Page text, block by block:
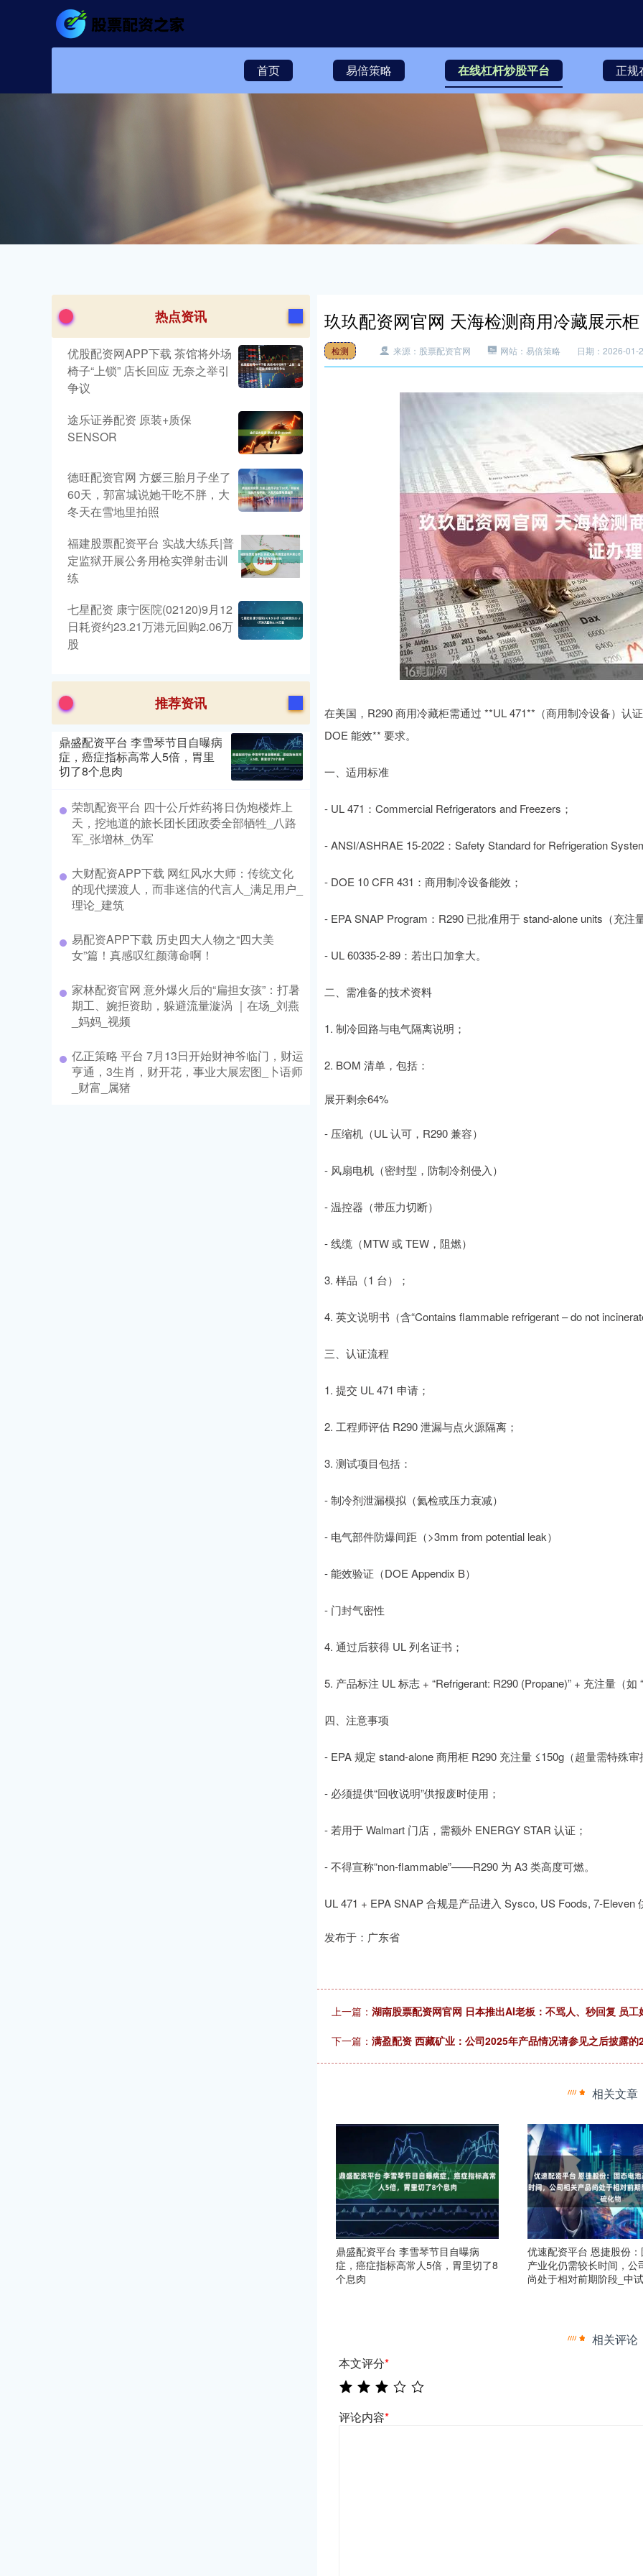
首页 易倍策略 在线杠杆炒股平台 正规
玖玖配资网官网 天海检测商用冷藏展示
检测 来源：股票配资官网 网站：易倍策略 日期：2026-01-
在美国，R290 商用冷藏柜需通过 **UL 471**（商用制冷设备）认
DOE 能效** 要求。
一、适用标准
- UL 471：Commercial Refrigerators and Freezers；
- ANSI/ASHRAE 15-2022：Safety Standard for Refrigeration
- DOE 10 CFR 431：商用制冷设备能效；
- EPA SNAP Program：R290 已批准用于 stand-alone units（充注
- UL 60335-2-89：若出口加拿大。
二、需准备的技术资料
1. 制冷回路与电气隔离说明；
2. BOM 清单，包括：
展开剩余64%
- 压缩机（UL 认可，R290 兼容）
- 风扇电机（密封型，防制冷剂侵入）
- 温控器（带压力切断）
- 线缆（MTW 或 TEW，阻燃）
3. 样品（1 台）；
4. 英文说明书（含“Contains flammable refrigerant – do not
三、认证流程
1. 提交 UL 471 申请；
2. 工程师评估 R290 泄漏与点火源隔离；
3. 测试项目包括：
- 制冷剂泄漏模拟（氦检或压力衰减）
- 电气部件防爆间距（>3mm from potential leak）
- 能效验证（DOE Appendix B）
- 门封气密性
4. 通过后获得 UL 列名证书；
5. 产品标注 UL 标志 + “Refrigerant: R290 (Propane)” + 充注量（如
四、注意事项
- EPA 规定 stand-alone 商用柜 R290 充注量 ≤150g（超量需特殊审
- 必须提供“回收说明”供报废时使用；
- 若用于 Walmart 门店，需额外 ENERGY STAR 认证；
- 不得宣称“non-flammable”——R290 为 A3 类高度可燃。
UL 471 + EPA SNAP 合规是产品进入 Sysco, US Foods, 7-Eleven
发布于：广东省
上一篇： 湖南股票配资网官网 日本推出AI老板：不骂人、秒回复 员工
下一篇： 满盈配资 西藏矿业：公司2025年产品情况请参见之后披露
相关文章
鼎盛配资平台 李雪琴节目自曝病
症，癌症指标高常人5倍，胃里切了8
个息肉
优速配资平台 恩捷股份
产业化仍需较长时间，公
尚处于相对前期阶段_中
相关评论
本文评分*
评论内容*
热点资讯
优股配资网APP下载 茶馆将外场
椅子“上锁” 店长回应 无奈之举引
争议
途乐证券配资 原装+质保
SENSOR
德旺配资官网 方媛三胎月子坐了
60天，郭富城说她干吃不胖，大
冬天在雪地里拍照
福建股票配资平台 实战大练兵|普
定监狱开展公务用枪实弹射击训
练
七星配资 康宁医院(02120)9月12
日耗资约23.21万港元回购2.06万
股
推荐资讯
鼎盛配资平台 李雪琴节目自曝病
症，癌症指标高常人5倍，胃里
切了8个息肉
荣凯配资平台 四十公斤炸药将日伪炮楼炸上
天，挖地道的旅长团长团政委全部牺牲_八路
军_张增林_伪军
大财配资APP下载 网红风水大师：传统文化
的现代摆渡人，而非迷信的代言人_满足用户_
理论_建筑
易配资APP下载 历史四大人物之“四大美
女”篇！真感叹红颜薄命啊！
家林配资官网 意外爆火后的“扁担女孩”：打暑
期工、婉拒资助，躲避流量漩涡 ｜在场_刘燕
_妈妈_视频
亿正策略 平台 7月13日开始财神爷临门，财运
亨通，3生肖，财开花，事业大展宏图_卜语师
_财富_属猪